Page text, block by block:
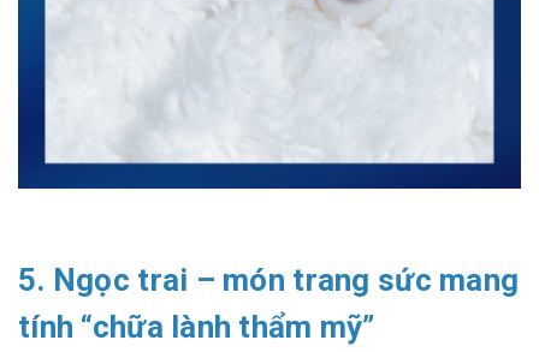
5. Ngọc trai – món trang sức mang
tính “chữa lành thẩm mỹ”